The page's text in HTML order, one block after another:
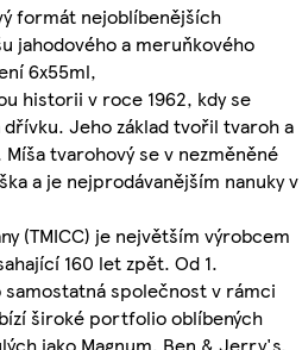
formát nejoblíbenějších
jahodového a meruňkového
6x55ml,
historii v roce 1962, kdy se
Jeho základ tvořil tvaroh a
tvarohový se v nezměněné
a je nejprodávanějším nanuky v
(TMICC) je největším výrobcem
160 let zpět. Od 1.
společnost v rámci
široké portfolio oblíbených
jako Magnum, Ben & Jerry's,